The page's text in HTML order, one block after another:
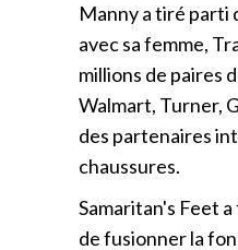
Manny a tiré parti
avec sa femme,
millions de paires
Walmart, Turner,
des partenaires
chaussures.
Samaritan's Feet
de fusionner la